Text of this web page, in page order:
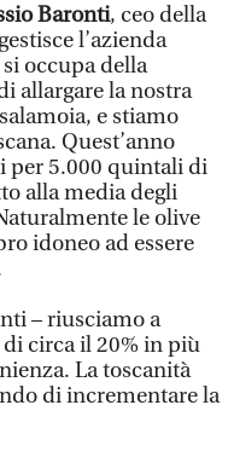
Baronti, ceo della
l’azienda
occupa della
allargare la nostra
e stiamo
Quest’anno
per 5.000 quintali di
alla media degli
le olive
idoneo ad essere
– riusciamo a
di circa il 20% in più
La toscanità
di incrementare la